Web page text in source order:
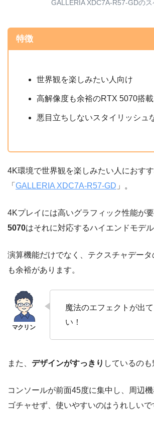
GALLERIA XDC7A-R57-GDのス
特徴
世界観を楽しみたい人向け
高解像度も余裕のRTX 5070搭載
悪目立ちしないスタイリッシュ
4K環境で世界観を楽しみたい人におす
「 GALLERIA XDC7A-R57-GD 」。
4Kプレイには高いグラフィック性能が要
5070はそれに対応するハイエンドモデル
演算機能だけでなく、テクスチャデー
も余裕があります。
魔法のエフェクトが出
い！
また、 デザインがすっきり しているのも
コンソールが前面45度に集中し、周辺
ゴチャせず、使いやすいのはうれしいで